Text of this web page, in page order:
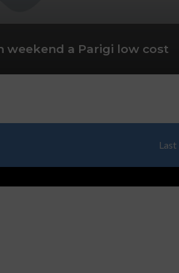
weekend a Parigi low cost